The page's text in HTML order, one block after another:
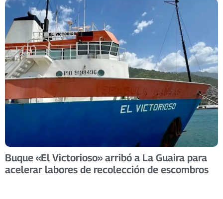
Buque «El Victorioso» arribó a La Guaira para
acelerar labores de recolección de escombros ​